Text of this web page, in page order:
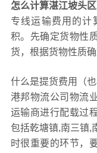
怎么计算湛江坡头
专线运输费用的计
积。先确定货物性
货，根据货物性质确
什么是提货费用（
港邦物流公司物流
运输商进行配载过
包括乾塘镇,南三镇,
时很重要的环节，